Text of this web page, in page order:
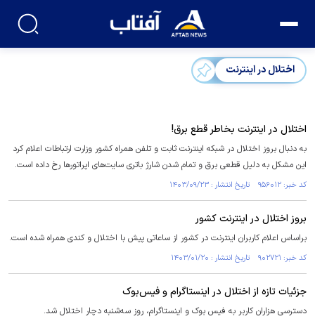
اختلال در اینترنت
اختلال در اینترنت بخاطر قطع برق!
به دنبال بروز اختلال در شبکه اینترنت ثابت و تلفن همراه کشور وزارت ارتباطات اعلام کرد
این مشکل به دلیل قطعی برق و تمام شدن شارژ باتری سایت‌های اپراتور‌ها رخ داده است.
کد خبر: ۹۵۶۰۱۲ تاریخ انتشار : ۱۴۰۳/۰۹/۲۳
بروز اختلال در اینترنت کشور
براساس اعلام کاربران اینترنت در کشور از ساعاتی پیش با اختلال و کندی همراه شده است.
کد خبر: ۹۰۲۷۲۱ تاریخ انتشار : ۱۴۰۳/۰۱/۲۰
جزئیات تازه از اختلال در اینستاگرام و فیس‌بوک
دسترسی هزاران کاربر به فیس بوک و اینستاگرام، روز سه‌شنبه دچار اختلال شد.